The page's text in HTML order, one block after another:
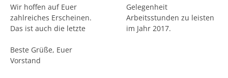
Wir hoffen auf Euer
zahlreiches Erscheinen.
Das ist auch die letzte
Gelegenheit
Arbeitsstunden zu leisten
im Jahr 2017.
Beste Grüße, Euer
Vorstand